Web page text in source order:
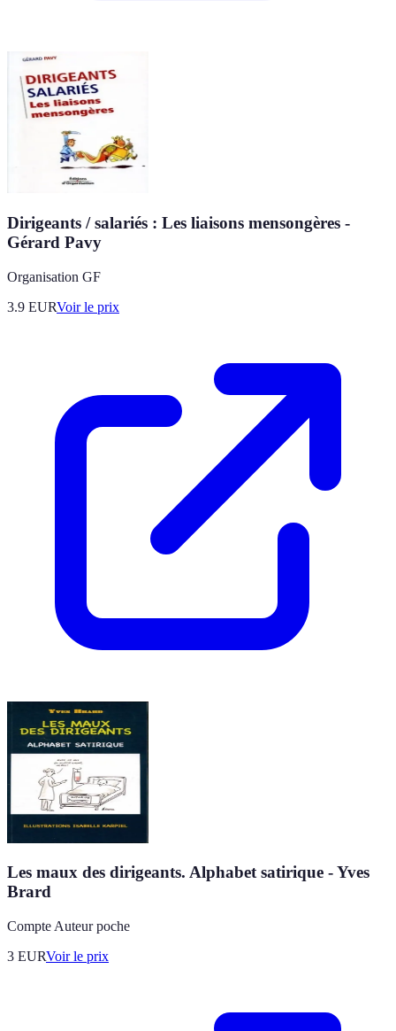
Dirigeants / salariés : Les liaisons mensongères -
Gérard Pavy
Organisation GF
3.9 EURVoir le prix
Les maux des dirigeants. Alphabet satirique - Yves
Brard
Compte Auteur poche
3 EURVoir le prix